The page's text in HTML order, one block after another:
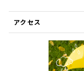
アクセス